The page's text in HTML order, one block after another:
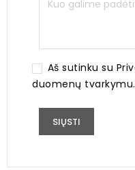
Aš sutinku su
duomenų tvarkymu.